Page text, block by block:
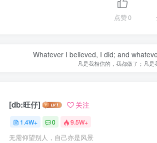
点赞0
Whatever I believed, I did; and
凡是我相信的，我都做了；凡
[db:旺仔] 关注
1.4W+ 0 9.5W+
无需仰望别人，自己亦是风景